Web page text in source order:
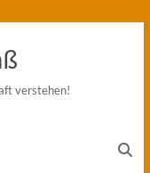
verstehen!